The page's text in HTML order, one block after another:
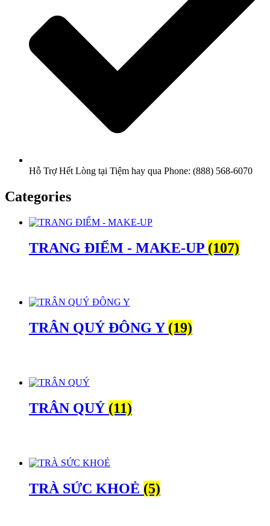
Hỗ Trợ Hết Lòng tại Tiệm hay qua Phone: (888) 568-6070
Categories
TRANG ĐIỂM - MAKE-UP (107)
TRÂN QUÝ ĐÔNG Y (19)
TRÂN QUÝ (11)
TRÀ SỨC KHOẺ (5)